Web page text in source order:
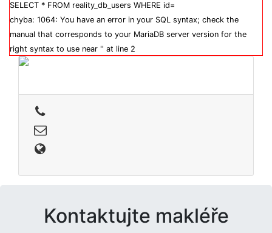
SELECT * FROM reality_db_users WHERE id=
chyba: 1064: You have an error in your SQL syntax; check the
manual that corresponds to your MariaDB server version for the
right syntax to use near '' at line 2
Kontaktujte makléře